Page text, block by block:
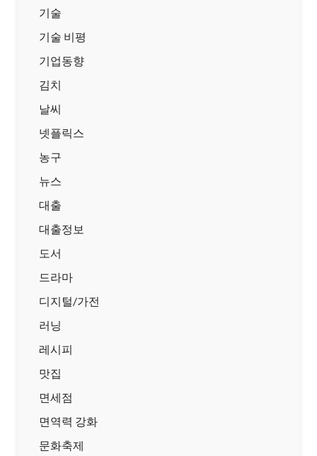
기술
기술 비평
기업동향
김치
날씨
넷플릭스
농구
뉴스
대출
대출정보
도서
드라마
디지털/가전
러닝
레시피
맛집
면세점
면역력 강화
문화축제